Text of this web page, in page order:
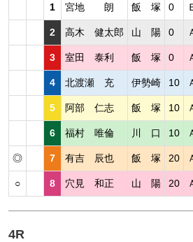
1 宮地 朗 飯 塚 0
2 高木 健太郎 山 陽 0
3 室田 泰利 飯 塚 0
4 北渡瀬 充 伊勢崎 10
5 阿部 仁志 飯 塚 10
6 福村 唯倫 川 口 10
◎ 7 有吉 辰也 飯 塚 20
○ 8 穴見 和正 山 陽 20
4R